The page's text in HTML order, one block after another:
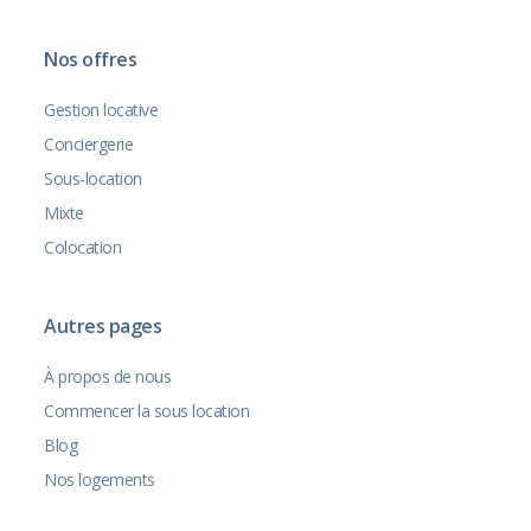
Nos offres
Gestion locative
Conciergerie
Sous-location
Mixte
Colocation
Autres pages
À propos de nous
Commencer la sous location
Blog
Nos logements